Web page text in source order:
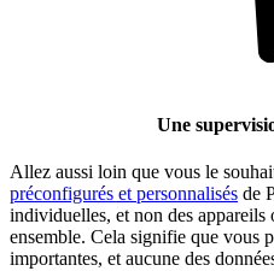
Une
Allez aussi loin que vous le
préconfigurés et personnalisés de
individuelles, et non des appareils
ensemble. Cela signifie que vous
importantes, et aucune des